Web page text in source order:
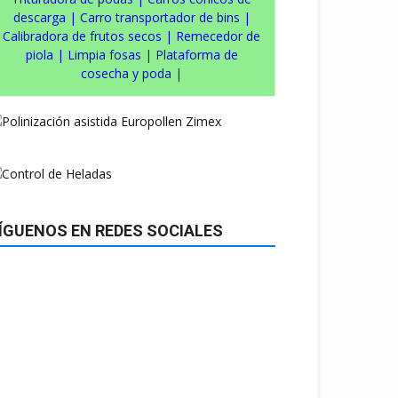
descarga | Carro transportador de bins |
Calibradora de frutos secos | Remecedor de
piola | Limpia fosas | Plataforma de
cosecha y poda |
EN REDES SOCIALES